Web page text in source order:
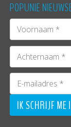
POPUNIE